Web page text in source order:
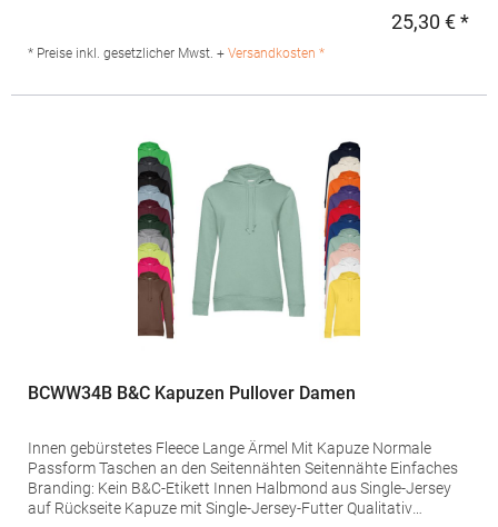
Konstruktion Saum und Bündchen weiter
Business Centre, Co. Donegal, F93 Y2NA Buncrana, Irland E-
Mail: fruitbrands@fotlinc.com
25,30 € *
* Preise inkl. gesetzlicher Mwst. + Versandkosten *
BCWW34B B&C Kapuzen Pullover Damen
Innen gebürstetes Fleece Lange Ärmel Mit Kapuze Normale
Passform Taschen an den Seitennähten Seitennähte Einfaches
Branding: Kein B&C-Etikett Innen Halbmond aus Single-Jersey
auf Rückseite Kapuze mit Single-Jersey-Futter Qualitativ